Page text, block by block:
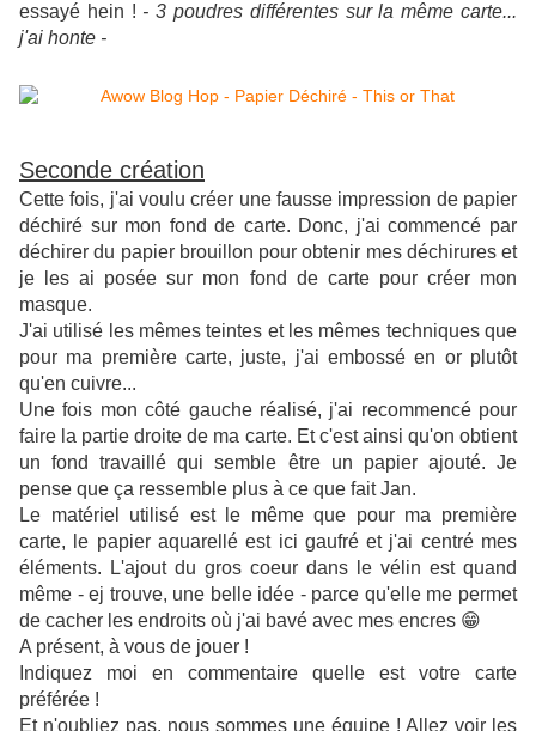
essayé hein ! - 3 poudres différentes sur la même carte...
j'ai honte -
Seconde création
Cette fois, j'ai voulu créer une fausse impression de papier
déchiré sur mon fond de carte. Donc, j'ai commencé par
déchirer du papier brouillon pour obtenir mes déchirures et
je les ai posée sur mon fond de carte pour créer mon
masque.
J'ai utilisé les mêmes teintes et les mêmes techniques que
pour ma première carte, juste, j'ai embossé en or plutôt
qu'en cuivre...
Une fois mon côté gauche réalisé, j'ai recommencé pour
faire la partie droite de ma carte. Et c'est ainsi qu'on obtient
un fond travaillé qui semble être un papier ajouté. Je
pense que ça ressemble plus à ce que fait Jan.
Le matériel utilisé est le même que pour ma première
carte, le papier aquarellé est ici gaufré et j'ai centré mes
éléments. L'ajout du gros coeur dans le vélin est quand
même - ej trouve, une belle idée - parce qu'elle me permet
de cacher les endroits où j'ai bavé avec mes encres 😁
A présent, à vous de jouer !
Indiquez moi en commentaire quelle est votre carte
préférée !
Et n'oubliez pas, nous sommes une équipe ! Allez voir les